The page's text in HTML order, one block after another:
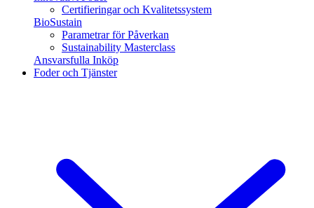
Certifieringar och Kvalitetssystem
BioSustain
Parametrar för Påverkan
Sustainability Masterclass
Ansvarsfulla Inköp
Foder och Tjänster